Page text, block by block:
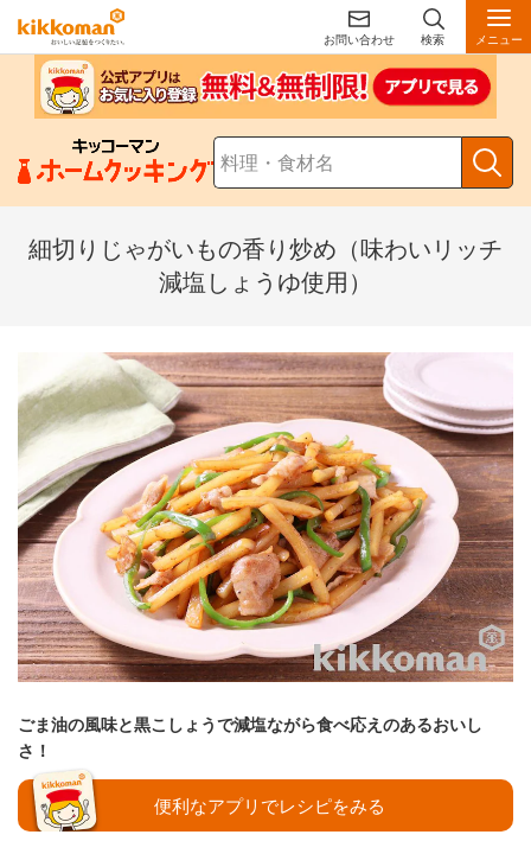
お問い合わせ 検索 メニュー
細切りじゃがいもの香り炒め（味わいリッチ
減塩しょうゆ使用）
ごま油の風味と黒こしょうで減塩ながら食べ応えのあるおいし
さ！
便利なアプリでレシピをみる